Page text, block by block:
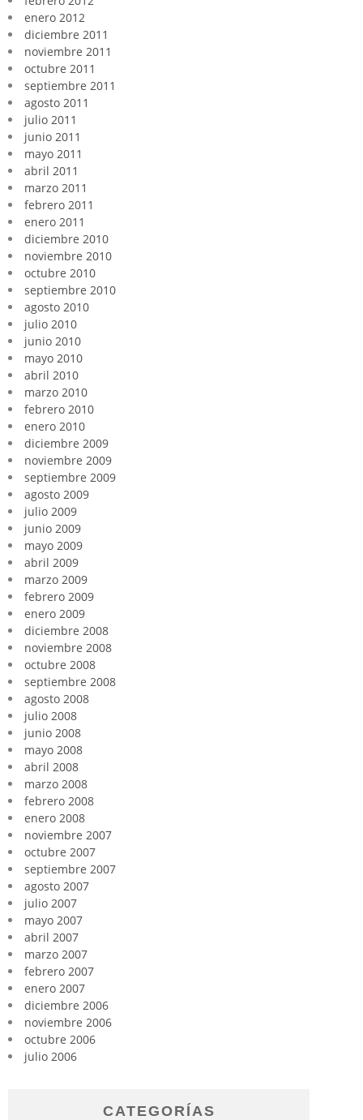
enero 2012
diciembre 2011
noviembre 2011
octubre 2011
septiembre 2011
agosto 2011
julio 2011
junio 2011
mayo 2011
abril 2011
marzo 2011
febrero 2011
enero 2011
diciembre 2010
noviembre 2010
octubre 2010
septiembre 2010
agosto 2010
julio 2010
junio 2010
mayo 2010
abril 2010
marzo 2010
febrero 2010
enero 2010
diciembre 2009
noviembre 2009
septiembre 2009
agosto 2009
julio 2009
junio 2009
mayo 2009
abril 2009
marzo 2009
febrero 2009
enero 2009
diciembre 2008
noviembre 2008
octubre 2008
septiembre 2008
agosto 2008
julio 2008
junio 2008
mayo 2008
abril 2008
marzo 2008
febrero 2008
enero 2008
noviembre 2007
octubre 2007
septiembre 2007
agosto 2007
julio 2007
mayo 2007
abril 2007
marzo 2007
febrero 2007
enero 2007
diciembre 2006
noviembre 2006
octubre 2006
julio 2006
CATEGORÍAS